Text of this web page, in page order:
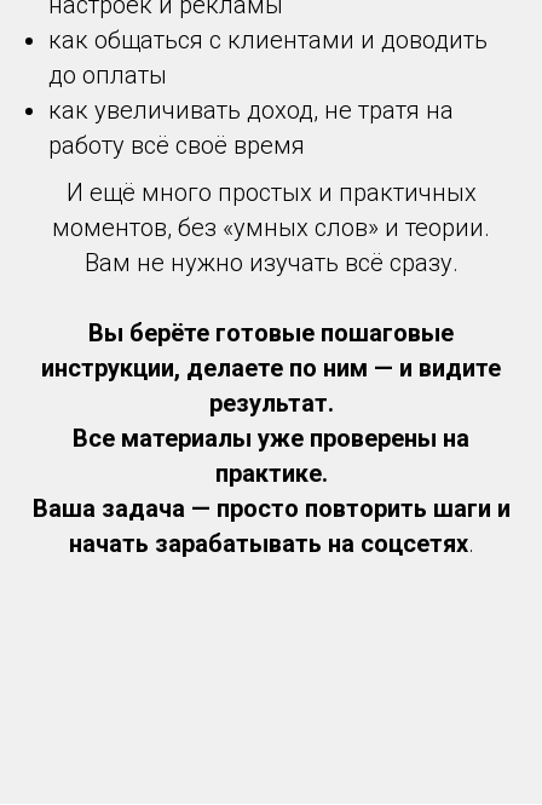
как общаться с клиентами и доводить
до оплаты
как увеличивать доход, не тратя на
работу всё своё время
И ещё много простых и практичных
моментов, без «умных слов» и теории.
Вам не нужно изучать всё сразу.
Вы берёте готовые пошаговые
инструкции, делаете по ним — и видите
результат.
Все материалы уже проверены на
практике.
Ваша задача — просто повторить шаги и
начать зарабатывать на соцсетях.